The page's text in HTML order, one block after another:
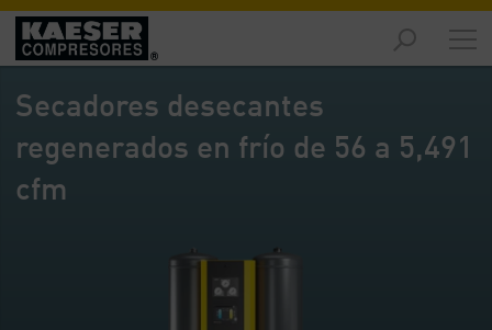
Productos
y
soluciones
Contenido
Servicios
Secadores desecantes
regenerados en frío de 56 a 5,491
cfm